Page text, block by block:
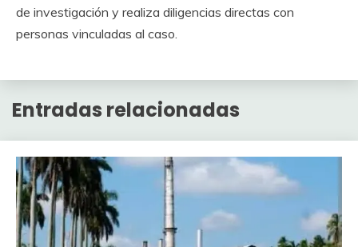
de investigación y realiza diligencias directas con
personas vinculadas al caso.
Entradas relacionadas